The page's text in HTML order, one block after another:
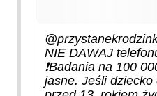
NIE DAWAJ
❗Badania na 100
jasne. Jeśli dziecko